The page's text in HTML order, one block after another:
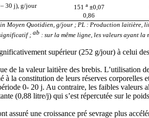
30 j), g/jour
151 a ±0,07
0,86
Moyen Quotidien, g/jour ; PL : Production laitière,
; ab : sur la même ligne, les valeurs ayant
supérieur (252 g/jour) à celui
de la valeur laitière des brebis.
la constitution de leurs réserves
0- 20 j. Au contraire, les faibles
(0,88 litre/j) qui s’est répercutée sur le
assuré une croissance pré sevrage plus